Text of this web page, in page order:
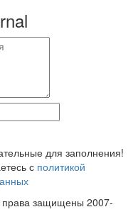
для заполнения!
с политикой
права защищены 2007-